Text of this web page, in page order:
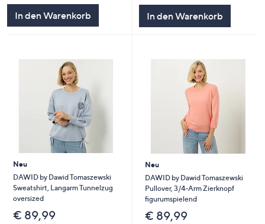
In den Warenkorb In den Warenkorb
Neu
DAWID by Dawid Tomaszewski
Sweatshirt, Langarm Tunnelzug
oversized
€ 89,99
Neu
DAWID by Dawid Tomaszewski
Pullover, 3/4-Arm Zierknopf
figurumspielend
€ 89,99